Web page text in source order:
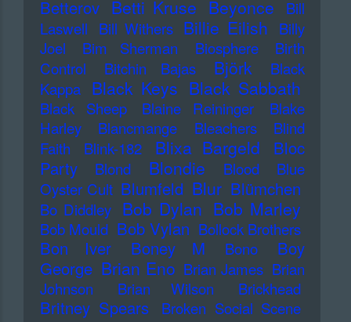
Betterov Betti Kruse Beyonce
Bill
Laswell
Bill Withers Billie Eilish
Billy
Joel
Bim Sherman Biosphere
Birth
Control
Bitchin Bajas Björk
Black
Kappa Black Keys Black Sabbath
Black Sheep Blaine Reininger
Blake
Harley
Blancmange Bleachers
Blind
Faith
Blink-182 Blixa Bargeld
Bloc
Party
Blond Blondie Blood
Blue
Oyster Cult Blumfeld Blur Blümchen
Bo Diddley Bob Dylan Bob Marley
Bob Mould Bob Vylan Bollock Brothers
Bon Iver Boney M Bono
Boy
George Brian Eno Brian James Brian
Johnson
Brian Wilson Brickhead
Britney Spears Broken Social Scene